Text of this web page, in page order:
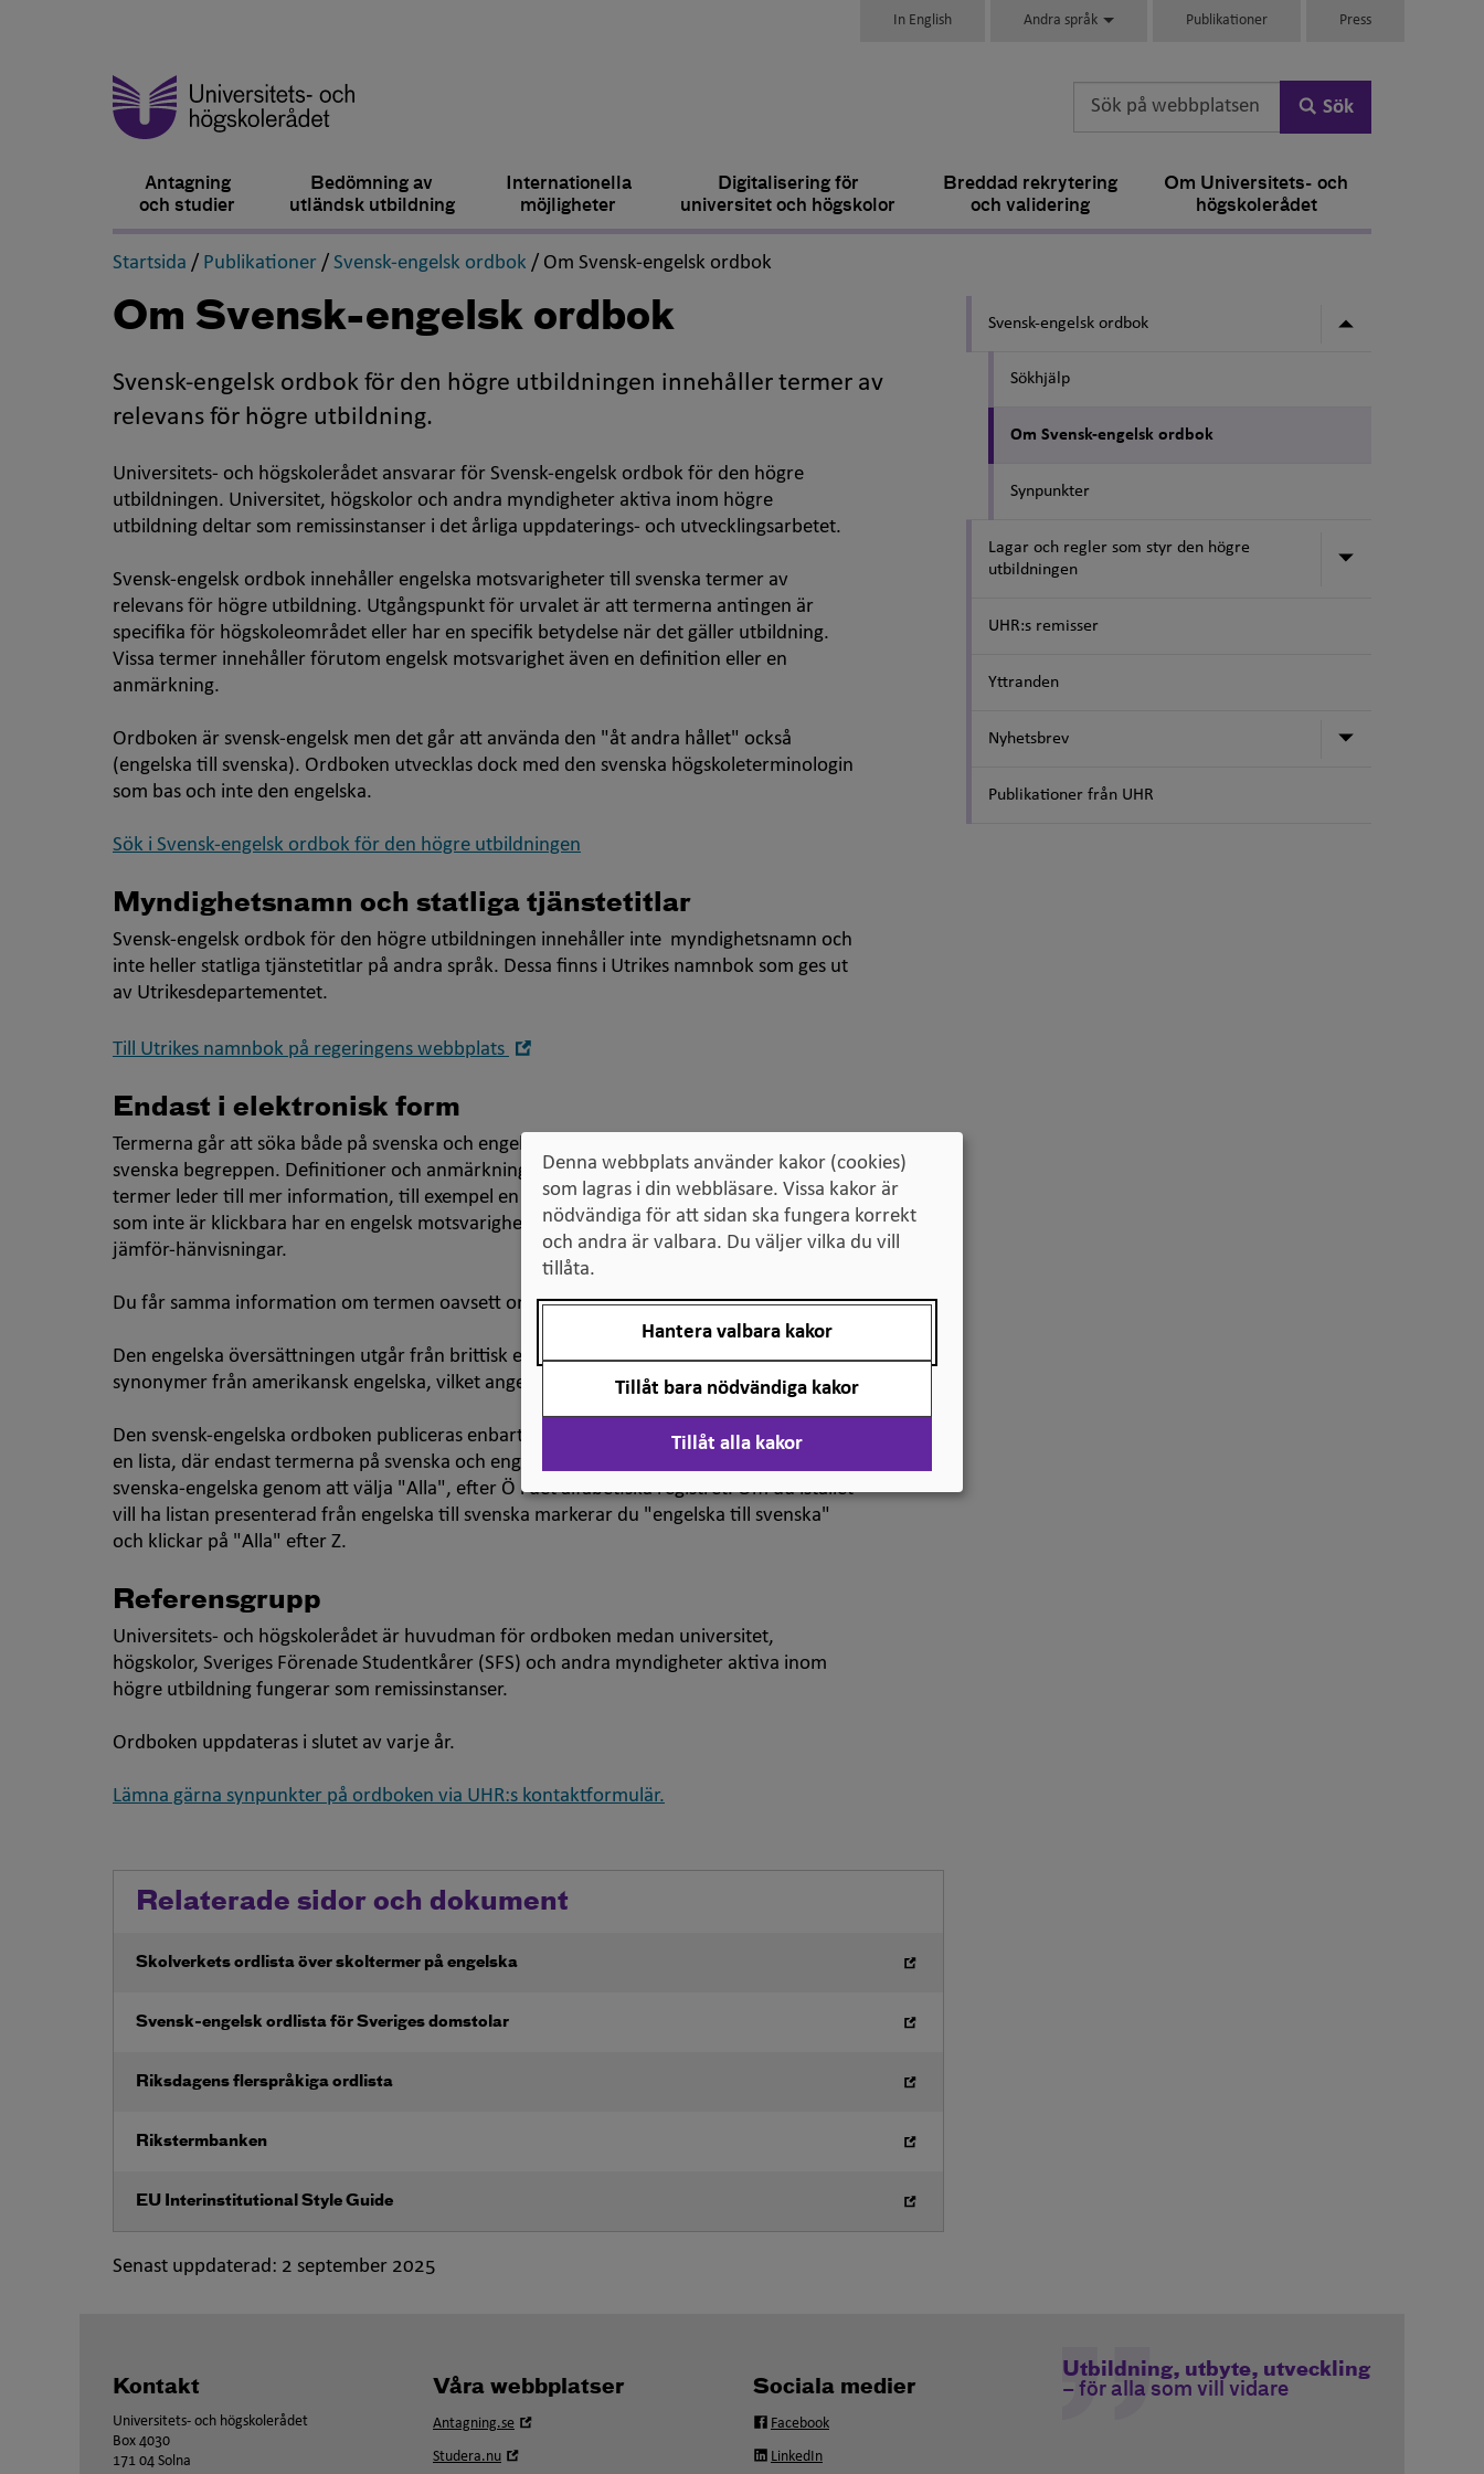
In English Andra språk Publikationer Press
Sök
Antagning
och studier
Bedömning av
utländsk utbildning
Internationella
möjligheter
Digitalisering för
universitet och högskolor
Breddad rekrytering
och validering
Om Universitets- och
högskolerådet
Startsida ,
/ Publikationer ,
/ Svensk-engelsk ordbok ,
/ Om Svensk-engelsk ordbok
Om Svensk-engelsk ordbok
Svensk-engelsk ordbok för den högre utbildningen innehåller termer av
relevans för högre utbildning.
Universitets- och högskolerådet ansvarar för Svensk-engelsk ordbok för den högre
utbildningen. Universitet, högskolor och andra myndigheter aktiva inom högre
utbildning deltar som remissinstanser i det årliga uppdaterings- och utvecklingsarbetet.
Svensk-engelsk ordbok innehåller engelska motsvarigheter till svenska termer av
relevans för högre utbildning. Utgångspunkt för urvalet är att termerna antingen är
specifika för högskoleområdet eller har en specifik betydelse när det gäller utbildning.
Vissa termer innehåller förutom engelsk motsvarighet även en definition eller en
anmärkning.
Ordboken är svensk-engelsk men det går att använda den "åt andra hållet" också
(engelska till svenska). Ordboken utvecklas dock med den svenska högskoleterminologin
som bas och inte den engelska.
Sök i Svensk-engelsk ordbok för den högre utbildningen
Myndighetsnamn och statliga tjänstetitlar
Svensk-engelsk ordbok för den högre utbildningen innehåller inte myndighetsnamn och
inte heller statliga tjänstetitlar på andra språk. Dessa finns i Utrikes namnbok som ges ut
av Utrikesdepartementet.
Till Utrikes namnbok på regeringens webbplats
Endast i elektronisk form
Termerna går att söka både på svenska och engelska, men ordboken utgår från de
svenska begreppen. Definitioner och anmärkningar finns enbart på svenska. Klickbara
termer leder till mer information, till exempel en definition eller en anmärkning. Termer
som inte är klickbara har en engelsk motsvarighet, men ibland finns även synonymer och
jämför-hänvisningar.
Du får samma information om termen oavsett om du söker från svenska eller engelska.
Den engelska översättningen utgår från brittisk engelska. För vissa termer finns
synonymer från amerikansk engelska, vilket anges med "(amerikansk)".
Den svensk-engelska ordboken publiceras enbart i elektronisk form. Det går att skriva ut
en lista, där endast termerna på svenska och engelska finns med. Du får fram listan
svenska-engelska genom att välja "Alla", efter Ö i det alfabetiska registret. Om du istället
vill ha listan presenterad från engelska till svenska markerar du "engelska till svenska"
och klickar på "Alla" efter Z.
Referensgrupp
Universitets- och högskolerådet är huvudman för ordboken medan universitet,
högskolor, Sveriges Förenade Studentkårer (SFS) och andra myndigheter aktiva inom
högre utbildning fungerar som remissinstanser.
Ordboken uppdateras i slutet av varje år.
Lämna gärna synpunkter på ordboken via UHR:s kontaktformulär.
Relaterade sidor och dokument
Öppna i nytt fönster
Skolverkets ordlista över skoltermer på engelska
Öppna i nytt fönster
Svensk-engelsk ordlista för Sveriges domstolar
Öppna i nytt fönster
Riksdagens flerspråkiga ordlista
Öppna i nytt fönster
Rikstermbanken
Öppna i nytt fönster
EU Interinstitutional Style Guide
Senast uppdaterad: 2 september 2025
Svensk-engelsk ordbok Undermeny
Sökhjälp
Om Svensk-engelsk ordbok
Synpunkter
Lagar och regler som styr den högre
utbildningen
Undermeny
UHR:s remisser
Yttranden
Nyhetsbrev Undermeny
Publikationer från UHR
Kontakt
Universitets- och högskolerådet
Box 4030
171 04 Solna
Våra webbplatser
Antagning.se
Studera.nu
Sociala medier
Facebook
LinkedIn
Utbildning, utbyte, utveckling
– för alla som vill vidare
Denna webbplats använder kakor (cookies)
som lagras i din webbläsare. Vissa kakor är
nödvändiga för att sidan ska fungera korrekt
och andra är valbara. Du väljer vilka du vill
tillåta.
Hantera valbara kakor
Tillåt bara nödvändiga kakor
Tillåt alla kakor